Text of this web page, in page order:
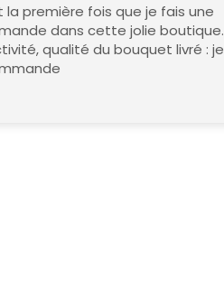
la première fois que je fais une
dans cette jolie boutique.
qualité du bouquet livré : je